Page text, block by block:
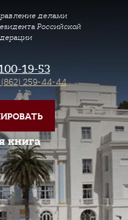
делами
Российской
19-53
(862) 259-44-44
книга